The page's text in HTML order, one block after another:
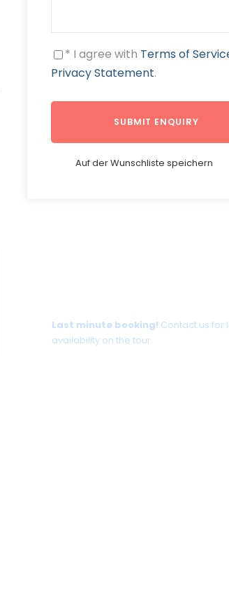
* I agree with Terms of
Privacy Statement.
Auf der Wunschliste speichern
Last minute booking! Contact us for
availability on the tour.